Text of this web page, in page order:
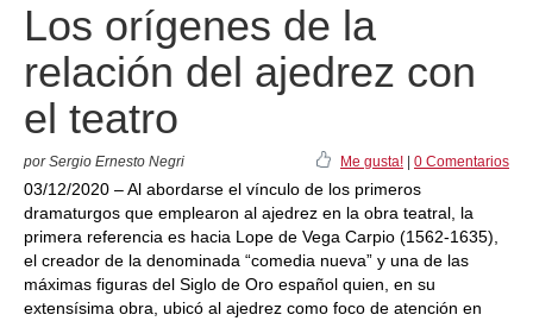
Los orígenes de la
relación del ajedrez con
el teatro
por Sergio Ernesto Negri Me gusta! 0 Comentarios
03/12/2020 – Al abordarse el vínculo de los primeros
dramaturgos que emplearon al ajedrez en la obra teatral, la
primera referencia es hacia Lope de Vega Carpio (1562-1635),
el creador de la denominada “comedia nueva” y una de las
máximas figuras del Siglo de Oro español quien, en su
extensísima obra, ubicó al ajedrez como foco de atención en